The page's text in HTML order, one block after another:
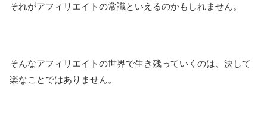
それがアフィリエイトの常識といえるのかもしれません。
そんなアフィリエイトの世界で生き残っていくのは、決して
楽なことではありません。